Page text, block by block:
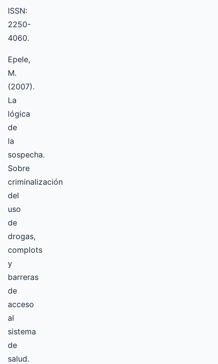
ISSN:
2250-
4060.
Epele,
M.
(2007).
La
lógica
de
la
sospecha.
Sobre
criminalización
del
uso
de
drogas,
complots
y
barreras
de
acceso
al
sistema
de
salud.